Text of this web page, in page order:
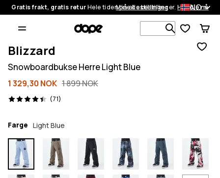
Gratis frakt, gratis returHele tiden på alle bestillinger.Handle nå
Mine bestillinger NO
Søk blant 1
Blizzard
Snowboardbukse Herre Light Blue
1 329,30 NOK 1 899 NOK
(71)
71 anmeldelser, 4.4/5
Farge Light Blue